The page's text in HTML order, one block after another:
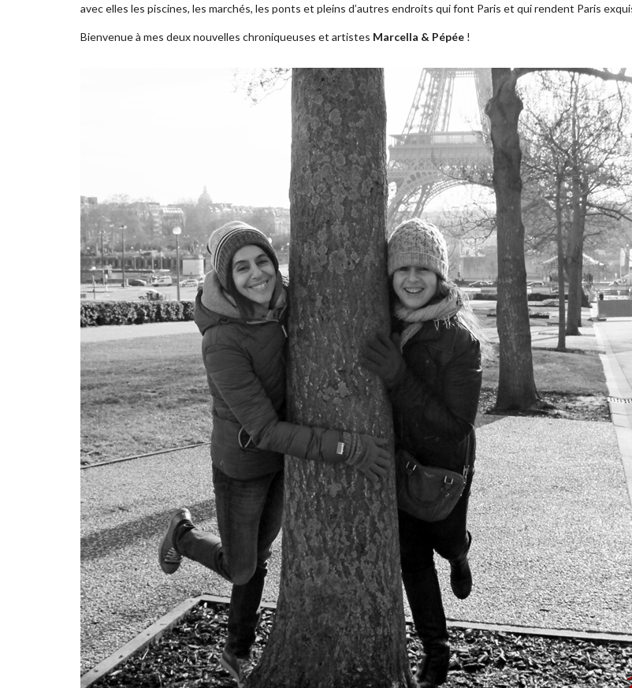
avec elles les piscines, les marchés, les ponts et pleins d’autres endroits qui font Paris et qui rendent Paris
Bienvenue à mes deux nouvelles chroniqueuses et artistes Marcella & Pépée !